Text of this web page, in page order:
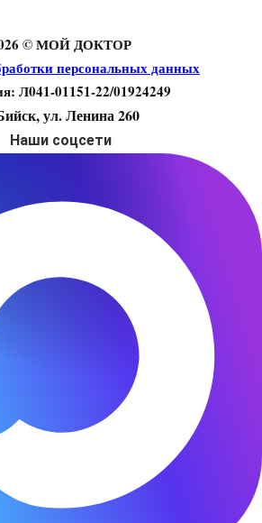
© МОЙ ДОКТОР
персональных данных
Л041-01151-22/01924249
ул. Ленина 260
Наши соцсети